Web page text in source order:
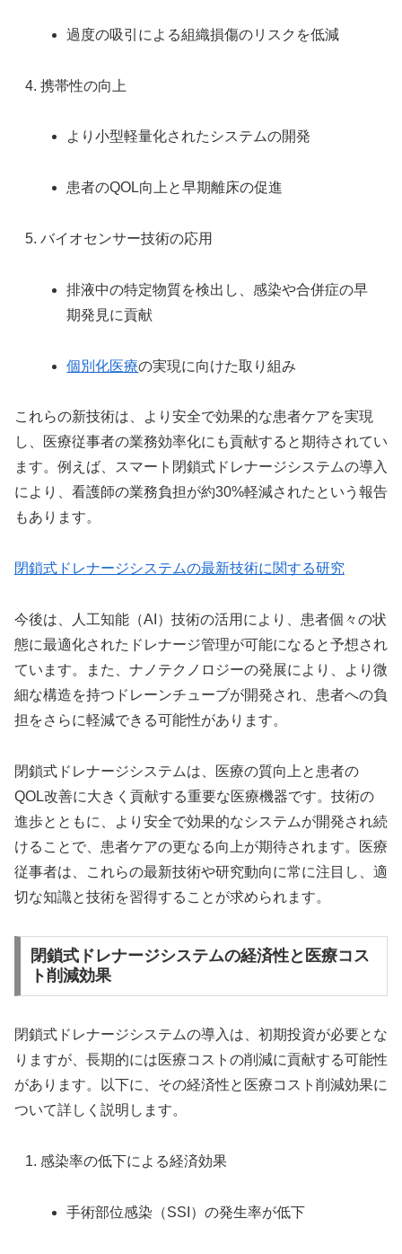
過度の吸引による組織損傷のリスクを低減
携帯性の向上
より小型軽量化されたシステムの開発
患者のQOL向上と早期離床の促進
バイオセンサー技術の応用
排液中の特定物質を検出し、感染や合併症の早
期発見に貢献
個別化医療の実現に向けた取り組み
これらの新技術は、より安全で効果的な患者ケアを実現
し、医療従事者の業務効率化にも貢献すると期待されてい
ます。例えば、スマート閉鎖式ドレナージシステムの導入
により、看護師の業務負担が約30%軽減されたという報告
もあります。
閉鎖式ドレナージシステムの最新技術に関する研究
今後は、人工知能（AI）技術の活用により、患者個々の状
態に最適化されたドレナージ管理が可能になると予想され
ています。また、ナノテクノロジーの発展により、より微
細な構造を持つドレーンチューブが開発され、患者への負
担をさらに軽減できる可能性があります。
閉鎖式ドレナージシステムは、医療の質向上と患者の
QOL改善に大きく貢献する重要な医療機器です。技術の
進歩とともに、より安全で効果的なシステムが開発され続
けることで、患者ケアの更なる向上が期待されます。医療
従事者は、これらの最新技術や研究動向に常に注目し、適
切な知識と技術を習得することが求められます。
閉鎖式ドレナージシステムの経済性と医療コス
ト削減効果
閉鎖式ドレナージシステムの導入は、初期投資が必要とな
りますが、長期的には医療コストの削減に貢献する可能性
があります。以下に、その経済性と医療コスト削減効果に
ついて詳しく説明します。
感染率の低下による経済効果
手術部位感染（SSI）の発生率が低下